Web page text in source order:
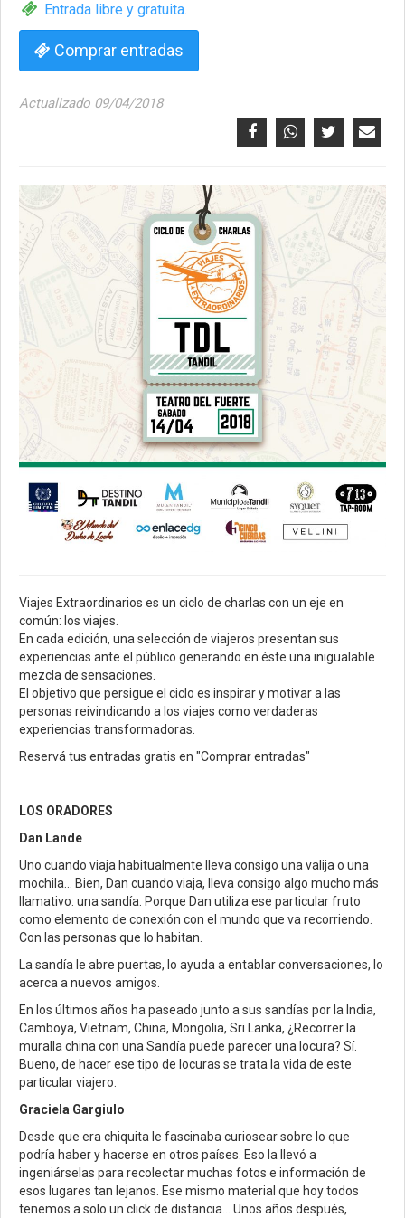
Entrada libre y gratuita.
Comprar entradas
Actualizado 09/04/2018
Viajes Extraordinarios es un ciclo de charlas con un eje en
común: los viajes.
En cada edición, una selección de viajeros presentan sus
experiencias ante el público generando en éste una inigualable
mezcla de sensaciones.
El objetivo que persigue el ciclo es inspirar y motivar a las
personas reivindicando a los viajes como verdaderas
experiencias transformadoras.
Reservá tus entradas gratis en "Comprar entradas"
LOS ORADORES
Dan Lande
Uno cuando viaja habitualmente lleva consigo una valija o una
mochila… Bien, Dan cuando viaja, lleva consigo algo mucho más
llamativo: una sandía. Porque Dan utiliza ese particular fruto
como elemento de conexión con el mundo que va recorriendo.
Con las personas que lo habitan.
La sandía le abre puertas, lo ayuda a entablar conversaciones, lo
acerca a nuevos amigos.
En los últimos años ha paseado junto a sus sandías por la India,
Camboya, Vietnam, China, Mongolia, Sri Lanka, ¿Recorrer la
muralla china con una Sandía puede parecer una locura? Sí.
Bueno, de hacer ese tipo de locuras se trata la vida de este
particular viajero.
Graciela Gargiulo
Desde que era chiquita le fascinaba curiosear sobre lo que
podría haber y hacerse en otros países. Eso la llevó a
ingeniárselas para recolectar muchas fotos e información de
esos lugares tan lejanos. Ese mismo material que hoy todos
tenemos a solo un click de distancia… Unos años después,